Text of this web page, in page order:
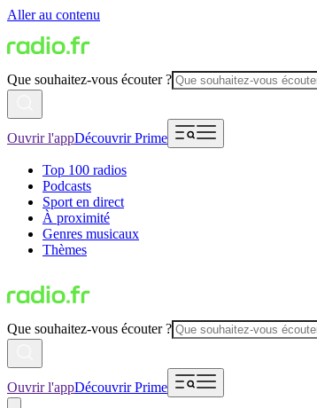
Aller au contenu
Que souhaitez-vous écouter ?
Ouvrir l'appDécouvrir Prime
Top 100 radios
Podcasts
Sport en direct
À proximité
Genres musicaux
Thèmes
Que souhaitez-vous écouter ?
Ouvrir l'appDécouvrir Prime